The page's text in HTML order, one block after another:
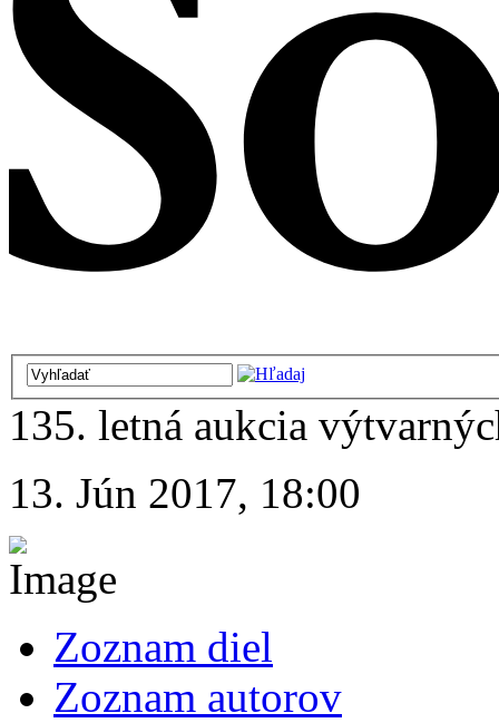
135. letná aukcia
13. Jún 2017, 18:00
Zoznam diel
Zoznam autorov